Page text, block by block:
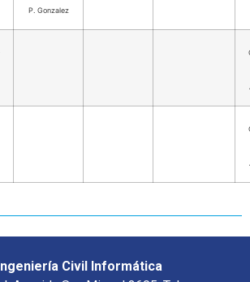
P. Gonzalez
Civil Informática